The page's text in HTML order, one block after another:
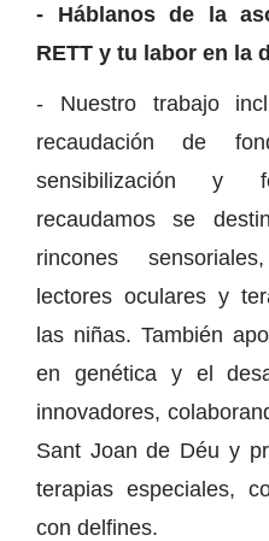
- Háblanos de la
RETT y tu labor en la
- Nuestro trabajo
recaudación de
sensibilización y
recaudamos se
rincones
lectores oculares y
las niñas. También
en genética y el
innovadores,
Sant Joan de Déu y
terapias especiales,
con delfines.